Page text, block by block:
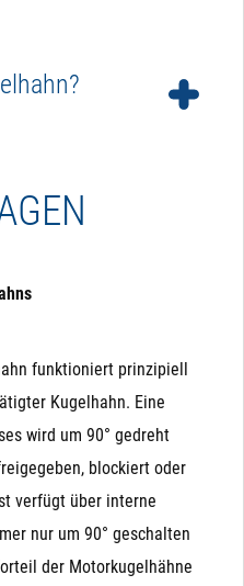
er nicht bei einem
Kugel mit einer Bohrung
werden.
funktioniert prinzipiell
Kugelhahn. Eine
wird um 90° gedreht
blockiert oder
verfügt über interne
nur um 90° geschalten
der Motorkugelhähne